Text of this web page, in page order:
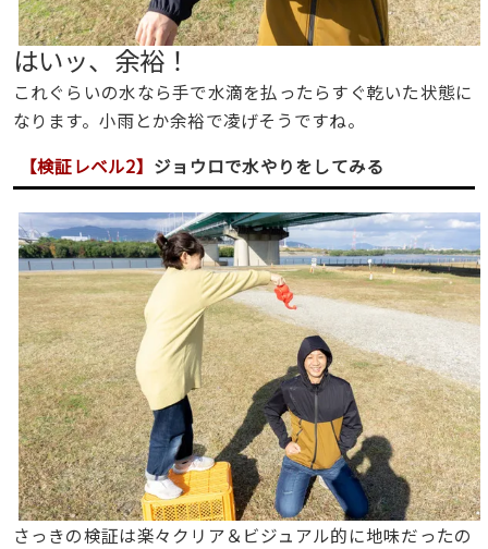
はいッ、余裕！
これぐらいの水なら手で水滴を払ったらすぐ乾いた状態に
なります。小雨とか余裕で凌げそうですね。
【検証レベル2】 ジョウロで水やりをしてみる
さっきの検証は楽々クリア＆ビジュアル的に地味だったの